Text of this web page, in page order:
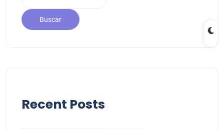
Buscar
Recent Posts